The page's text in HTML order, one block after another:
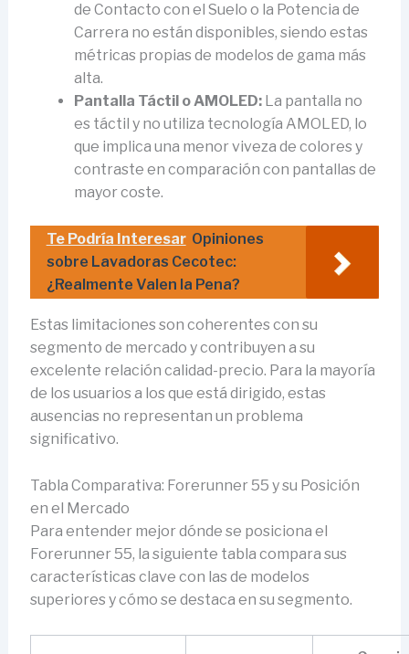
de Contacto con el Suelo o la Potencia de
Carrera no están disponibles, siendo estas
métricas propias de modelos de gama más
alta.
Pantalla Táctil o AMOLED:La pantalla no
es táctil y no utiliza tecnología AMOLED, lo
que implica una menor viveza de colores y
contraste en comparación con pantallas de
mayor coste.
Te Podría Interesar Opiniones
sobre Lavadoras Cecotec:
¿Realmente Valen la Pena?
Estas limitaciones son coherentes con su
segmento de mercado y contribuyen a su
excelente relación calidad-precio. Para la mayoría
de los usuarios a los que está dirigido, estas
ausencias no representan un problema
significativo.
Tabla Comparativa: Forerunner 55 y su Posición
en el Mercado
Para entender mejor dónde se posiciona el
Forerunner 55, la siguiente tabla compara sus
características clave con las de modelos
superiores y cómo se destaca en su segmento.